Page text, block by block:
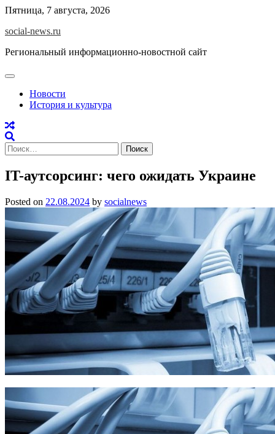
Skip
content
Пятница, 7 августа, 2026
social-news.ru
Региональный информационно-новостной сайт
Новости
История и культура
Найти:
IT-аутсорсинг: чего ожидать Украине
Posted on 22.08.2024 by socialnews